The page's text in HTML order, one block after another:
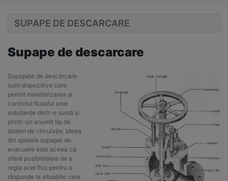
SUPAPE DE DESCARCARE
Supape de descarcare
Supapele de descărcare
sunt dispozitive care
permit monitorizarea și
controlul fluxului unei
substanțe dintr-o sursă și
printr-un anumit tip de
sistem de circulație. Ideea
din spatele supapei de
evacuare este aceea că
oferă posibilitatea de a
regla acel flux pentru a
răspunde la situațiile care